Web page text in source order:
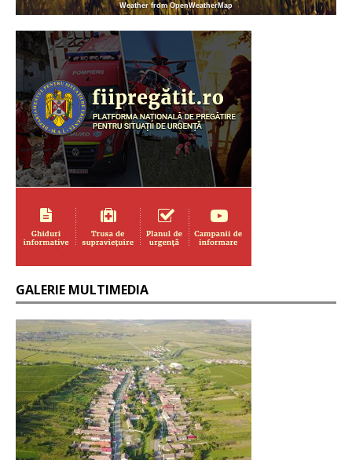
Weather from OpenWeatherMap
GALERIE MULTIMEDIA